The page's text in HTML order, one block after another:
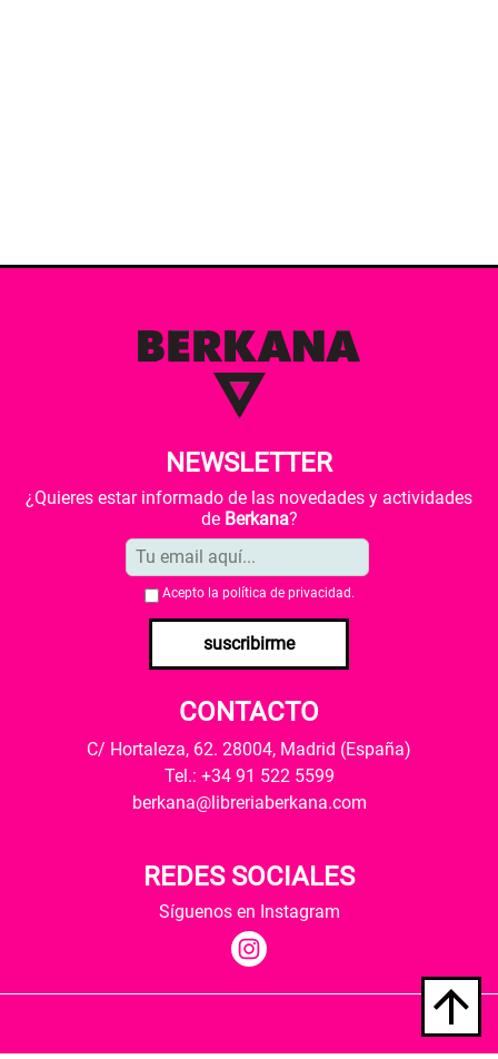
NEWSLETTER
¿Quieres estar informado de las novedades y actividades
de Berkana?
Acepto la política de privacidad .
suscribirme
CONTACTO
C/ Hortaleza, 62. 28004, Madrid (España)
Tel.: +34 91 522 5599
berkana@libreriaberkana.com
REDES SOCIALES
Síguenos en Instagram